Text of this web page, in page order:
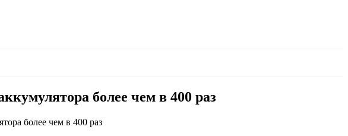
более чем в 400 раз
более чем в 400 раз